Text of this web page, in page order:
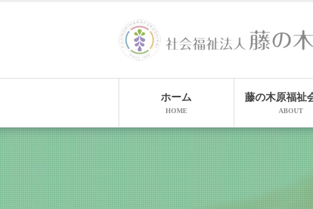
ホーム
HOME
藤の木原福祉
ABOUT